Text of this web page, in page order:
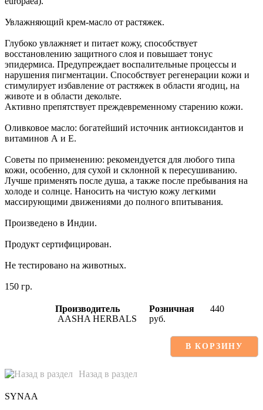
Увлажняющий крем-масло от растяжек.
Глубоко увлажняет и питает кожу, способствует
восстановлению защитного слоя и повышает тонус
эпидермиса. Предупреждает воспалительные процессы и
нарушения пигментации. Способствует регенерации кожи и
стимулирует избавление от растяжек в области ягодиц, на
животе и в области декольте.
Активно препятствует преждевременному старению кожи.
Оливковое масло: богатейший источник антиоксидантов и
витаминов А и Е.
Советы по применению: рекомендуется для любого типа
кожи, особенно, для сухой и склонной к пересушиванию.
Лучше применять после душа, а также после пребывания на
холоде и солнце. Наносить на чистую кожу легкими
массирующими движениями до полного впитывания.
Произведено в Индии.
Продукт сертифицирован.
Не тестировано на животных.
150 гр.
Производитель
AASHA HERBALS
Розничная
440
руб.
В КОРЗИНУ
Назад в раздел
SYNAA